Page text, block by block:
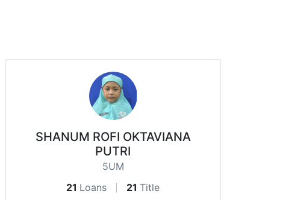
SHANUM ROFI OKTAVIANA
PUTRI
5UM
21 Loans 21 Title